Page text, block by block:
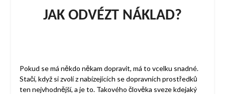
JAK ODVÉZT NÁKLAD?
Pokud se má někdo někam dopravit, má to vcelku snadné.
Stačí, když si zvolí z nabízejících se dopravních prostředků
ten nejvhodnější, a je to. Takového člověka sveze kdejaký